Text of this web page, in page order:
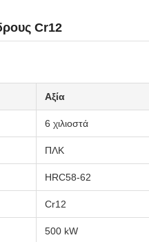
Cr12
Αξία
6 χιλιοστά
ΠΛΚ
HRC58-62
Cr12
500 kW